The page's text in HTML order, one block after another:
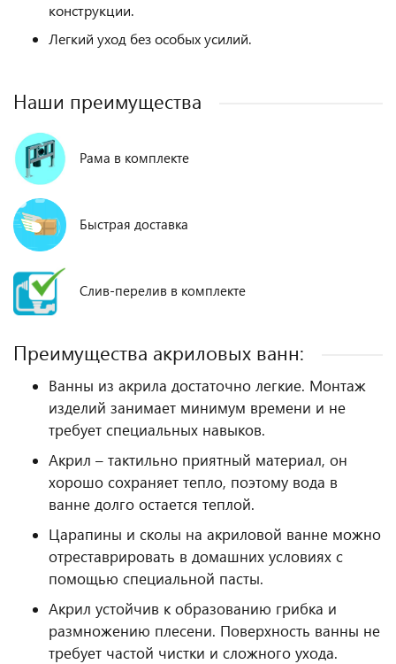
конструкции.
Легкий уход без особых усилий.
Наши преимущества
Рама в комплекте
Быстрая доставка
Слив-перелив в комплекте
Преимущества акриловых ванн:
Ванны из акрила достаточно легкие. Монтаж
изделий занимает минимум времени и не
требует специальных навыков.
Акрил – тактильно приятный материал, он
хорошо сохраняет тепло, поэтому вода в
ванне долго остается теплой.
Царапины и сколы на акриловой ванне можно
отреставрировать в домашних условиях с
помощью специальной пасты.
Акрил устойчив к образованию грибка и
размножению плесени. Поверхность ванны не
требует частой чистки и сложного ухода.